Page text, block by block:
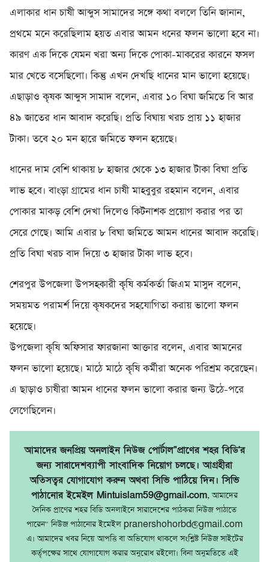
এলাকার ধান চাষী আব্দুস সামাদের সঙ্গে কথা বললে তিনি জানান,
প্রথমে মনে করেছিলাম হয়ত এবার আমন ধনের ফলন ভালো হবে না।
কারণ এক দিকে যেমন খরা অন্য দিকে পোকা-মাকরের কারনে ফসল
মার খেতে বসেছিলো। কিন্তু এখন দেখছি ধানের মান ভালো হয়েছে।
এছাড়াও কৃষক আব্দুস সামাদ বলেন, এবার ১০ বিঘা জমিতে বি আর
৪৯ জাতের ধান আবাদ করেছি। প্রতি বিঘায় খরচ প্রায় ১১ হাজার
টাকা। তবে ২০ মন হারে জমিতে ফলন হয়েছে।
ধানের দাম বেশি থাকায় ৮ হাজার থেকে ১৩ হাজার টাকা বিঘা প্রতি
লাভ হবে। বাংড়া গ্রামের ধান চাষী মাহবুবুর রহমান বলেন, এবার
পোকার মাকড় বেশি দেখা দিলেও কিটনাশক প্রয়োগ করার পর তা
সেরে গেছে। আমি এবার ৮ বিঘা জমিতে আমন ধানের আবাদ করেছি।
প্রতি বিঘা খরচ বাদ দিয়ে ৩ হাজার টাকা লাভ হবে।
শেরপুর উপজেলা উপসহকারী কৃষি কর্মকর্তা জিএম মাসুদ বলেন,
সময়মত পরামর্শ দিয়ে কৃষকদের সহযোগিতা করায় ভালো ফলন
হয়েছে।
উপজেলা কৃষি অফিসার ফারজানা আক্তার বলেন, এবার আমনের
ফলন ভালো হয়েছে। মাঠে মাঠে কৃষি কর্মীরা অনেক পরিশ্রম করেছেন।
এ ছাড়াও চাষীরা আমন ধানের ফলন ভালো করার জন্য উঠে-পরে
লেগেছিলেন।
আমাদের জনপ্রিয় অনলাইন নিউজ পোর্টাল"প্রাণের শহর বিডি'র
জন্য সারাদেশব্যাপী সাংবাদিক নিয়োগ চলছে। আগ্রহীরা
অতিসত্বর যোগাযোগ করুন অথবা সিভি পাঠিয়ে দিন। সিভি
পাঠানোর ইমেইল Mintuislam59@gmail.com, আমাদের
দৈনিক প্রাণের শহর বিডি অনলাইনে সারাদেশের পাঠকরা নিউজ পাঠাতে
পারেন" নিউজ পাঠানোর ইমেইল pranershohorbd@gmail.com
এ। আমাদের খবর নিয়ে আপত্তি বা অভিযোগ থাকলে সংশ্লিষ্ট নিউজ সাইটের
কর্তৃপক্ষের সাথে যোগাযোগ করার অনুরোধ রইলো। বিনা অনুমতিতে এই